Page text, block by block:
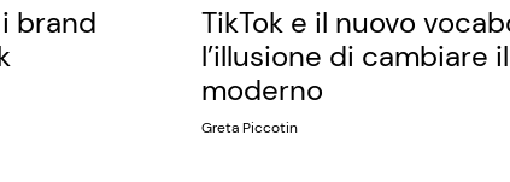
brand
TikTok e il nuovo
l’illusione di cambiare
moderno
Greta Piccotin